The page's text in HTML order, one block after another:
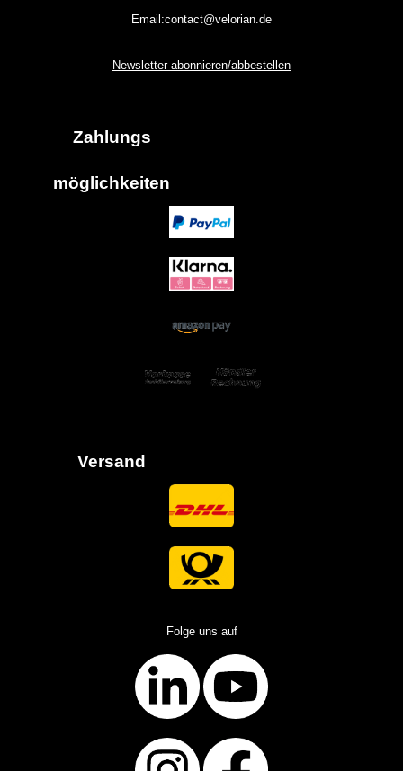
Email:contact@velorian.de
Newsletter abonnieren/abbestellen
Zahlungs
möglich keiten
Versand
Folge uns auf